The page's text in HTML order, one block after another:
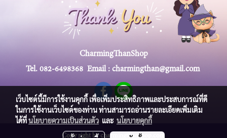
CharmingThanShop
Tel. 082-6498368Email : charmingthan@gmail.com
Copy right by charmingthanshop.com
เว็บไซต์นี้มีการใช้งานคุกกี้ เพื่อเพิ่มประสิทธิภาพและประสบการณ์ที่ดี
ในการใช้งานเว็บไซต์ของท่าน ท่านสามารถอ่านรายละเอียดเพิ่มเติม
ได้ที่นโยบายความเป็นส่วนตัว และ นโยบายคุกกี้